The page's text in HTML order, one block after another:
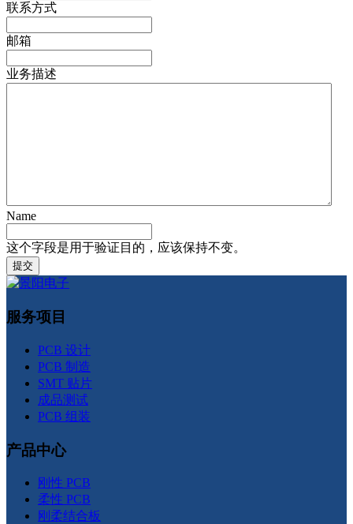
联系方式
邮箱
业务描述
Name
这个字段是用于验证目的，应该保持不变。
服务项目
PCB 设计
PCB 制造
SMT 贴片
成品测试
PCB 组装
产品中心
刚性 PCB
柔性 PCB
刚柔结合板